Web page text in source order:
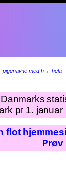
pigenavne med h→ hela
pr 1. januar
flot
Prøv